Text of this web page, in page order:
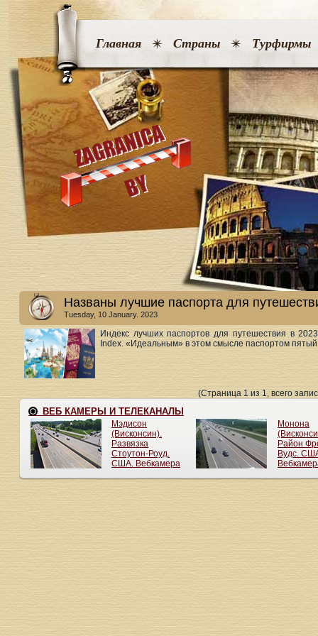
Главная Страны Турфирмы
Названы лучшие паспорта для
Tuesday, 10 January. 2023
Индекс лучших паспортов для путешествия в
Index. «Идеальным» в этом смысле паспортом пятый
(Страница 1 из 1, всего